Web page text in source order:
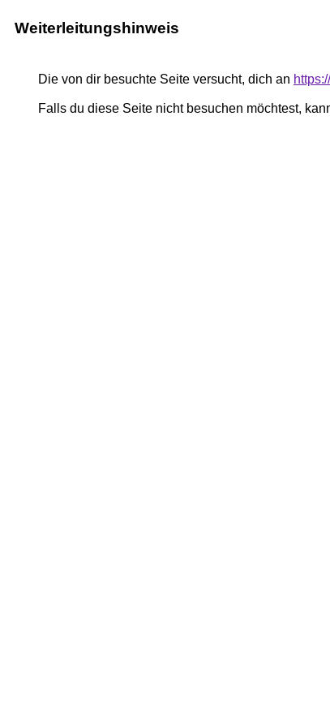
Weiterleitungshinweis
Die von dir besuchte Seite versucht, dich an
Falls du diese Seite nicht besuchen möchtest,